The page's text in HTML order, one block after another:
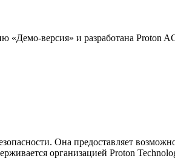
«Демо-версия» и разработана Proton
Она предоставляет
организацией Proton